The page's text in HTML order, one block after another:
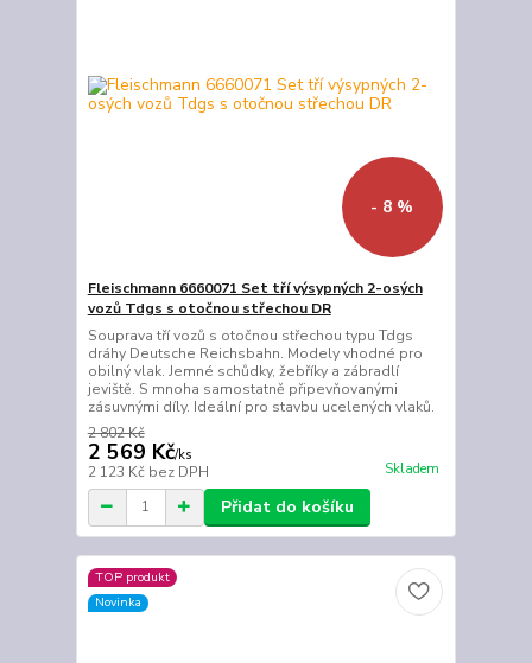
- 8 %
Fleischmann 6660071 Set tří výsypných 2-osých
vozů Tdgs s otočnou střechou DR
Souprava tří vozů s otočnou střechou typu Tdgs
dráhy Deutsche Reichsbahn. Modely vhodné pro
obilný vlak. Jemné schůdky, žebříky a zábradlí
jeviště. S mnoha samostatně připevňovanými
zásuvnými díly. Ideální pro stavbu ucelených vlaků.
2 802 Kč
2 569 Kč/ks
2 123 Kč bez DPH Skladem
Přidat do košíku
TOP produkt
Novinka